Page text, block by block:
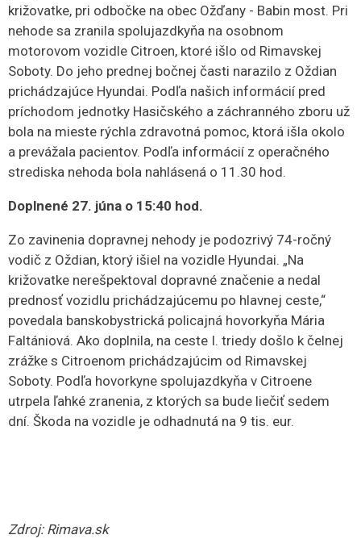
križovatke, pri odbočke na obec Ožďany - Babin most. Pri
nehode sa zranila spolujazdkyňa na osobnom
motorovom vozidle Citroen, ktoré išlo od Rimavskej
Soboty. Do jeho prednej bočnej časti narazilo z Oždian
prichádzajúce Hyundai. Podľa našich informácií pred
príchodom jednotky Hasičského a záchranného zboru už
bola na mieste rýchla zdravotná pomoc, ktorá išla okolo
a prevážala pacientov. Podľa informácií z operačného
strediska nehoda bola nahlásená o 11.30 hod.
Doplnené 27. júna o 15:40 hod.
Zo zavinenia dopravnej nehody je podozrivý 74-ročný
vodič z Oždian, ktorý išiel na vozidle Hyundai. „Na
križovatke nerešpektoval dopravné značenie a nedal
prednosť vozidlu prichádzajúcemu po hlavnej ceste,“
povedala banskobystrická policajná hovorkyňa Mária
Faltániová. Ako doplnila, na ceste I. triedy došlo k čelnej
zrážke s Citroenom prichádzajúcim od Rimavskej
Soboty. Podľa hovorkyne spolujazdkyňa v Citroene
utrpela ľahké zranenia, z ktorých sa bude liečiť sedem
dní. Škoda na vozidle je odhadnutá na 9 tis. eur.
Zdroj: Rimava.sk